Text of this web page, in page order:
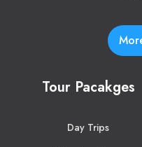
Tour Pacakges
Day Trips